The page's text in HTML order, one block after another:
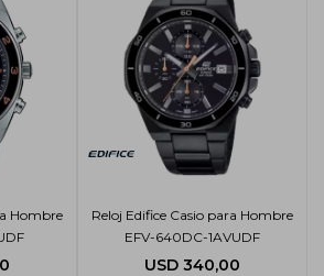
Hombre
Reloj Edifice Casio para Hombre
EFV-640DC-1AVUDF
USD 340,00